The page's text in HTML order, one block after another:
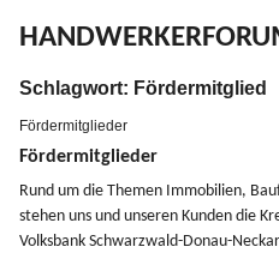
Referenzen
Ausbildung
Aktuelles
Schlagwort: Fördermitglied
Fördermitglieder
Fördermitglieder
Rund um die Themen Immobilien,
stehen uns und unseren Kunden die
Volksbank Schwarzwald-Donau-